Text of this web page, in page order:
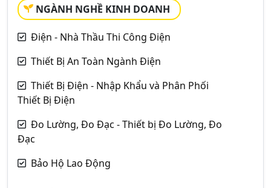
NGÀNH NGHỀ KINH DOANH
Điện - Nhà Thầu Thi Công Điện
Thiết Bị An Toàn Ngành Điện
Thiết Bị Điện - Nhập Khẩu và Phân Phối
Thiết Bị Điện
Đo Lường, Đo Đạc - Thiết bị Đo Lường, Đo
Đạc
Bảo Hộ Lao Động